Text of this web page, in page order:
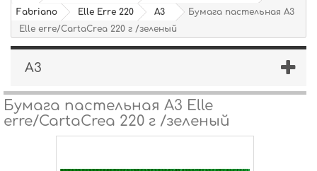
Fabriano
Elle Erre 220 А3
Бумага пастельная А3
Elle erre/CartaCrea 220 г /зеленый
А3
Бумага пастельная А3 Elle
erre/CartaCrea 220 г /зеленый